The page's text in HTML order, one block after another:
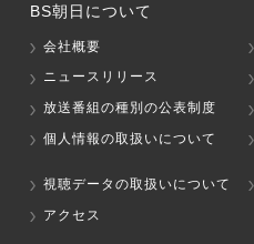
BS朝日について
会社概要
ニュースリリース
放送番組の種別の公表制度
個人情報の取扱いについて
視聴データの取扱いについて
アクセス